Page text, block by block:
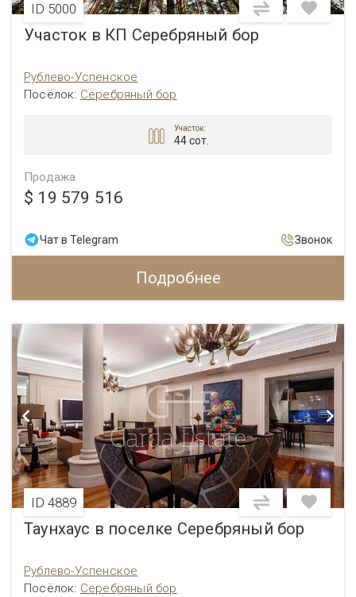
ID 5000
Участок в КП Серебряный бор
Рублево-Успенское
Посёлок: Серебряный бор
Участок:
44 сот.
Продажа
$ 19 579 516
Чат в Telegram Звонок
Подробнее
ID 4889
Таунхаус в поселке Серебряный бор
Рублево-Успенское
Посёлок: Серебряный бор